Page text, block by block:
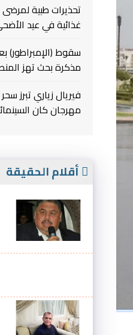
تحذيرات طبية
غذائية في عيد
مذكرة بحث تهز
فيريال زياري تبرز
مهرجان كان
أقلام الحقيقة